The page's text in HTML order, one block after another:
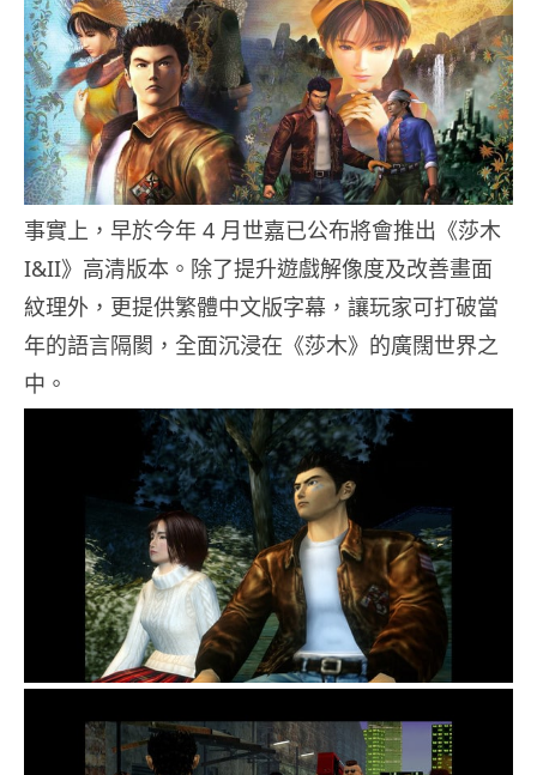
事實上，早於今年 4 月世嘉已公布將會推出《莎木
I&II》高清版本。除了提升遊戲解像度及改善畫面
紋理外，更提供繁體中文版字幕，讓玩家可打破當
年的語言隔閡，全面沉浸在《莎木》的廣闊世界之
中。